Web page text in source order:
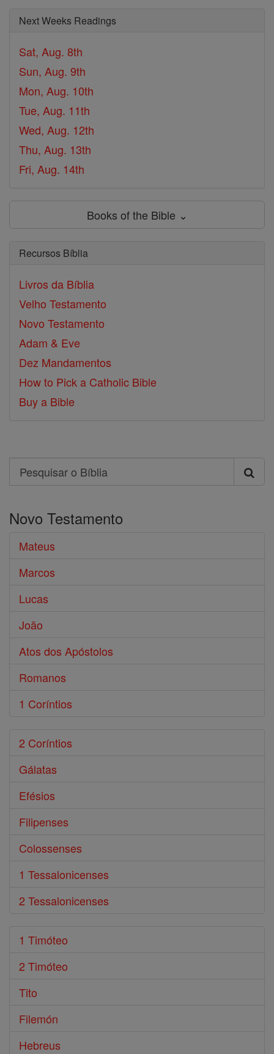
Next Weeks Readings
Sat, Aug. 8th
Sun, Aug. 9th
Mon, Aug. 10th
Tue, Aug. 11th
Wed, Aug. 12th
Thu, Aug. 13th
Fri, Aug. 14th
Books of the Bible ⌄
Recursos Bíblia
Livros da Bíblia
Velho Testamento
Novo Testamento
Adam & Eve
Dez Mandamentos
How to Pick a Catholic Bible
Buy a Bible
Search
Pesquisar
Bíblia
Novo Testamento
Mateus
Marcos
Lucas
João
Atos dos Apóstolos
Romanos
1 Coríntios
2 Coríntios
Gálatas
Efésios
Filipenses
Colossenses
1 Tessalonicenses
2 Tessalonicenses
1 Timóteo
2 Timóteo
Tito
Filemón
Hebreus